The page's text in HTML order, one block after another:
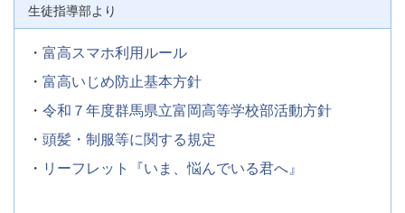
生徒指導部より
・ 富高スマホ利用ルール
・ 富高いじめ防止基本方針
・ 令和７年度群馬県立富岡高等学校部活動方針
・ 頭髪・制服等に関する規定
・ リーフレット『いま、悩んでいる君へ』